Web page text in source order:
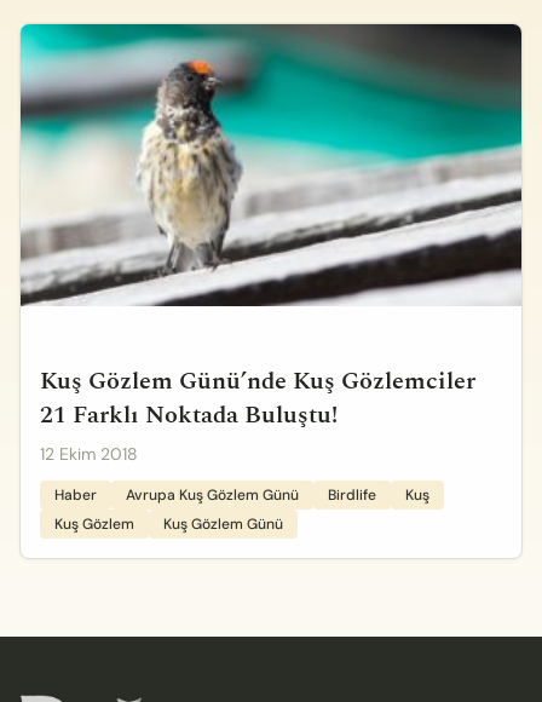
Kuş Gözlem Günü’nde Kuş Gözlemciler
21 Farklı Noktada Buluştu!
12 Ekim 2018
Haber Avrupa Kuş Gözlem Günü Birdlife
Kuş
Kuş Gözlem
Kuş Gözlem Günü